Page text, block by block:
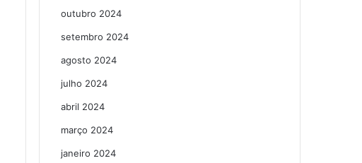
outubro 2024
setembro 2024
agosto 2024
julho 2024
abril 2024
março 2024
janeiro 2024